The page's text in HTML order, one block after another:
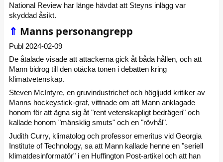
National Review har länge hävdat att Steyns inlägg var
skyddad åsikt.
⇑ Manns personangrepp
Publ 2024-02-09
De åtalade visade att attackerna gick åt båda hållen, och att
Mann bidrog till den otäcka tonen i debatten kring
klimatvetenskap.
Steven McIntyre, en gruvindustrichef och högljudd kritiker av
Manns hockeystick-graf, vittnade om att Mann anklagade
honom för att ägna sig åt "rent vetenskapligt bedrägeri" och
kallade honom "mänsklig smuts" och en "rövhål".
Judith Curry, klimatolog och professor emeritus vid Georgia
Institute of Technology, sa att Mann kallade henne en "seriell
klimatdesinformatör" i en Huffington Post-artikel och att han